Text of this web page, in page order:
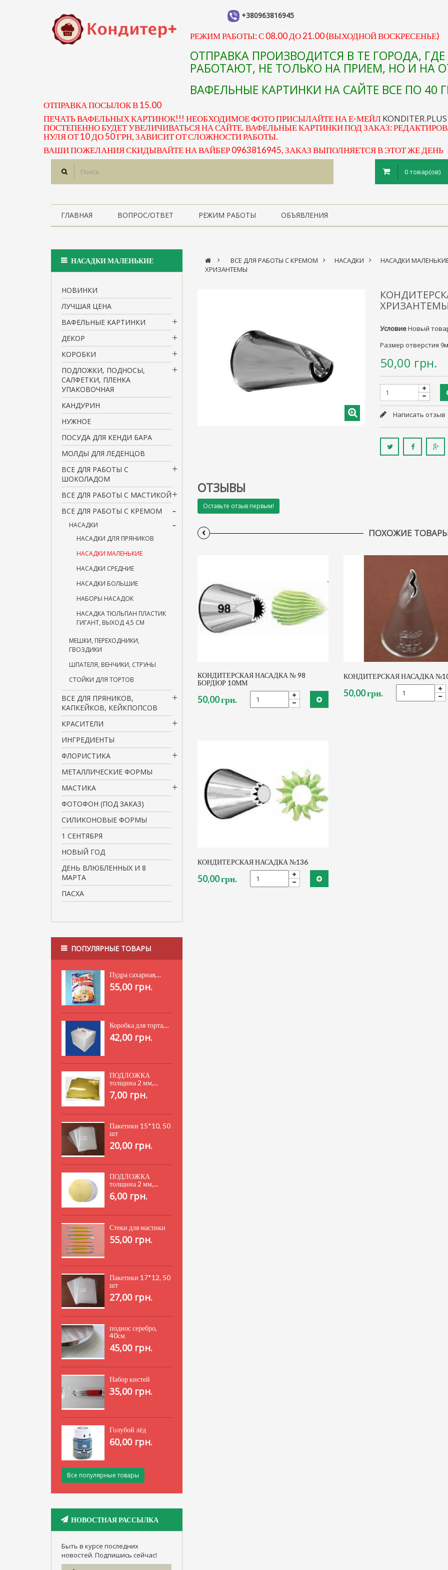
+380963816945
РЕЖИМ РАБОТЫ: С 08.00 ДО 21.00 (ВЫХОДНОЙ ВОСКРЕСЕНЬЕ)
ОТПРАВКА ПРОИЗВОДИТСЯ В ТЕ ГОРОДА,
РАБОТАЮТ, НЕ ТОЛЬКО НА ПРИЕМ, НО И НА
ВАФЕЛЬНЫЕ КАРТИНКИ НА САЙТЕ ВСЕ ПО 40
ОТПРАВКА ПОСЫЛОК В 15.00
ПЕЧАТЬ ВАФЕЛЬНЫХ КАРТИНОК!!! НЕОБХОДИМОЕ ФОТО ПРИСЫЛАЙТЕ НА Е-МЕЙЛ
ПОСТЕПЕННО БУДЕТ УВЕЛИЧИВАТЬСЯ НА САЙТЕ. ВАФЕЛЬНЫЕ КАРТИНКИ ПОД ЗАКАЗ:
НУЛЯ ОТ 10 ДО 50 ГРН, ЗАВИСИТ ОТ СЛОЖНОСТИ РАБОТЫ.
ВАШИ ПОЖЕЛАНИЯ СКИДЫВАЙТЕ НА ВАЙБЕР 0963816945, ЗАКАЗ ВЫПОЛНЯЕТСЯ В ЭТОТ ЖЕ ДЕНЬ
0 товар(ов)
ГЛАВНАЯ ВОПРОС/ОТВЕТ РЕЖИМ РАБОТЫ ОБЪЯВЛЕНИЯ
НАСАДКИ МАЛЕНЬКИЕ
НОВИНКИ
ЛУЧШАЯ ЦЕНА
ВАФЕЛЬНЫЕ КАРТИНКИ
ДЕКОР
КОРОБКИ
ПОДЛОЖКИ, ПОДНОСЫ,
САЛФЕТКИ, ПЛЕНКА
УПАКОВОЧНАЯ
КАНДУРИН
НУЖНОЕ
ПОСУДА ДЛЯ КЕНДИ БАРА
МОЛДЫ ДЛЯ ЛЕДЕНЦОВ
ВСЕ ДЛЯ РАБОТЫ С
ШОКОЛАДОМ
ВСЕ ДЛЯ РАБОТЫ С МАСТИКОЙ
ВСЕ ДЛЯ РАБОТЫ С КРЕМОМ
НАСАДКИ
НАСАДКИ ДЛЯ ПРЯНИКОВ
НАСАДКИ МАЛЕНЬКИЕ
НАСАДКИ СРЕДНИЕ
НАСАДКИ БОЛЬШИЕ
НАБОРЫ НАСАДОК
НАСАДКА ТЮЛЬПАН ПЛАСТИК
ГИГАНТ, ВЫХОД 4,5 СМ
МЕШКИ, ПЕРЕХОДНИКИ,
ГВОЗДИКИ
ШПАТЕЛЯ, ВЕНЧИКИ, СТРУНЫ
СТОЙКИ ДЛЯ ТОРТОВ
ВСЕ ДЛЯ ПРЯНИКОВ,
КАПКЕЙКОВ, КЕЙКПОПСОВ
КРАСИТЕЛИ
ИНГРЕДИЕНТЫ
ФЛОРИСТИКА
МЕТАЛЛИЧЕСКИЕ ФОРМЫ
МАСТИКА
ФОТОФОН (ПОД ЗАКАЗ)
СИЛИКОНОВЫЕ ФОРМЫ
1 СЕНТЯБРЯ
НОВЫЙ ГОД
ДЕНЬ ВЛЮБЛЕННЫХ И 8
МАРТА
ПАСХА
ПОПУЛЯРНЫЕ ТОВАРЫ
Пудра сахарная,...
55,00 грн.
Коробка для торта,...
42,00 грн.
ПОДЛОЖКА
толщина 2 мм,...
7,00 грн.
Пакетики 15*10, 50
шт
20,00 грн.
ПОДЛОЖКА
толщина 2 мм,...
6,00 грн.
Стеки для мастики
55,00 грн.
Пакетики 17*12, 50
шт
27,00 грн.
поднос серебро,
40см
45,00 грн.
Набор кистей
35,00 грн.
Голубой лёд
60,00 грн.
Все популярные товары
НОВОСТНАЯ РАССЫЛКА
Быть в курсе последних
новостей. Подпишись сейчас!
> ВСЕ ДЛЯ РАБОТЫ С КРЕМОМ > НАСАДКИ >
НАСАДКИ
ХРИЗАНТЕМЫ
УсловиеНовый
Размер отверстия
50,00 грн.
Написать отзыв
ОТЗЫВЫ
Оставьте отзыв первым!
ПОХОЖИЕ
‹
КОНДИТЕРСКАЯ НАСАДКА № 98
БОРДЮР 10ММ
50,00 грн.
КОНДИТЕРСКАЯ НАСАДКА
50,00 грн.
КОНДИТЕРСКАЯ НАСАДКА №136
50,00 грн.